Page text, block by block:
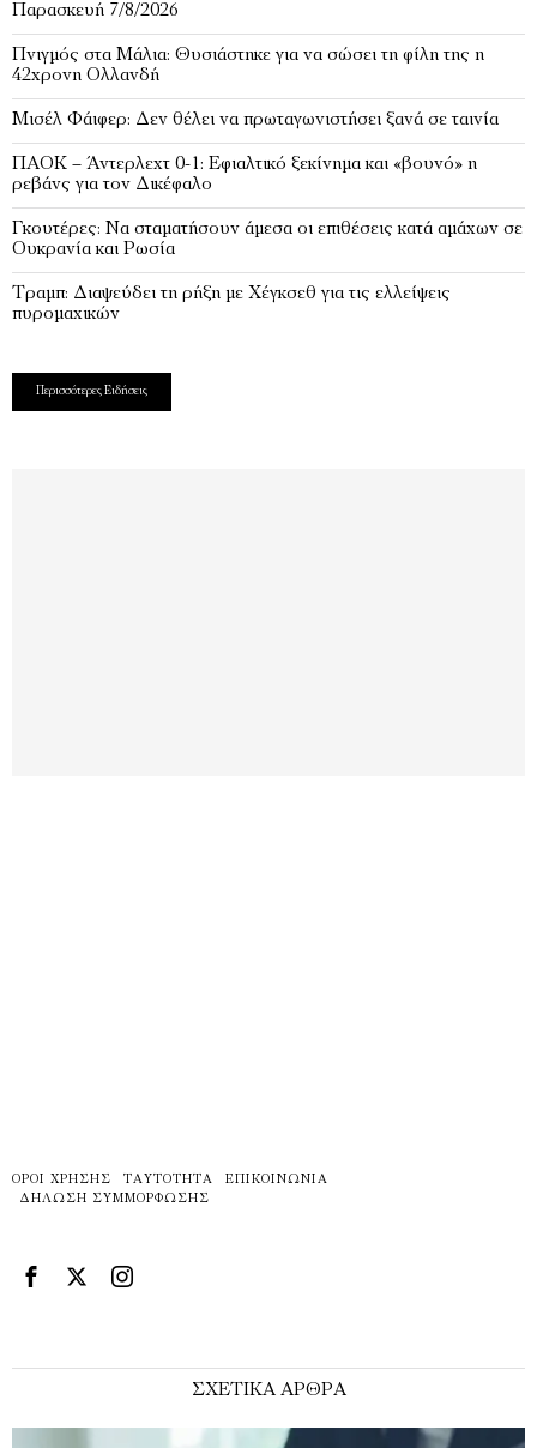
Παρασκευή 7/8/2026
Πνιγμός στα Μάλια: Θυσιάστηκε για να σώσει τη φίλη της η
42χρονη Ολλανδή
Μισέλ Φάιφερ: Δεν θέλει να πρωταγωνιστήσει ξανά σε ταινία
ΠΑΟΚ – Άντερλεχτ 0-1: Εφιαλτικό ξεκίνημα και «βουνό» η
ρεβάνς για τον Δικέφαλο
Γκουτέρες: Να σταματήσουν άμεσα οι επιθέσεις κατά αμάχων σε
Ουκρανία και Ρωσία
Τραμπ: Διαψεύδει τη ρήξη με Χέγκσεθ για τις ελλείψεις
πυρομαχικών
Περισσότερες Ειδήσεις
ΌΡΟΙ ΧΡΉΣΗΣ ΤΑΥΤΌΤΗΤΑ
ΕΠΙΚΟΙΝΩΝΊΑ
ΔΉΛΩΣΗ ΣΥΜΜΌΡΦΩΣΗΣ
ΣΧΕΤΙΚΑ ΑΡΘΡΑ